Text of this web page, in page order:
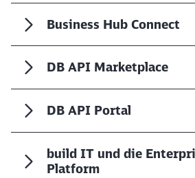
Business Hub Connect
DB API Marketplace
DB API Portal
build IT und die
Platform